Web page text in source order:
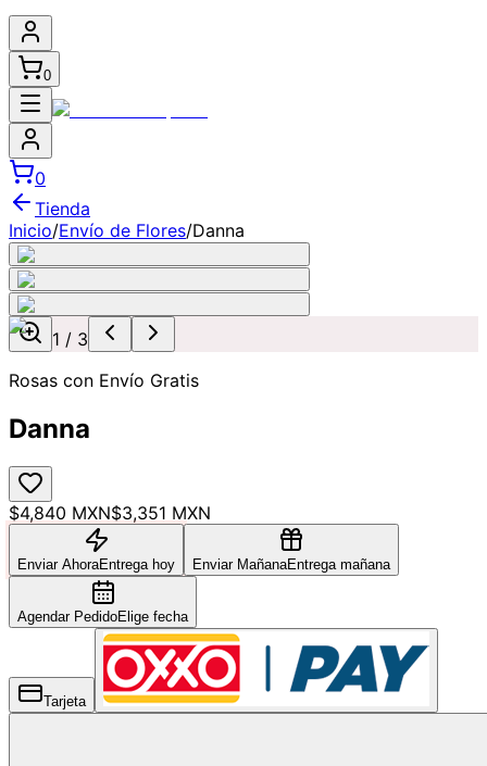
0
0
Tienda
Inicio/Envío de Flores/Danna
1 / 3
Rosas con Envío Gratis
Danna
$4,840 MXN$3,351 MXN
Enviar AhoraEntrega hoy Enviar MañanaEntrega mañana
Agendar PedidoElige fecha
Tarjeta